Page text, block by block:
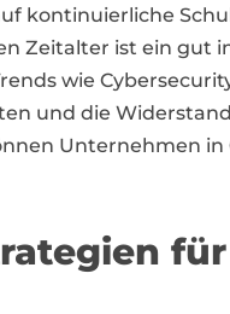
kontinuierliche
Zeitalter ist ein gut
wie
und die
Unternehmen